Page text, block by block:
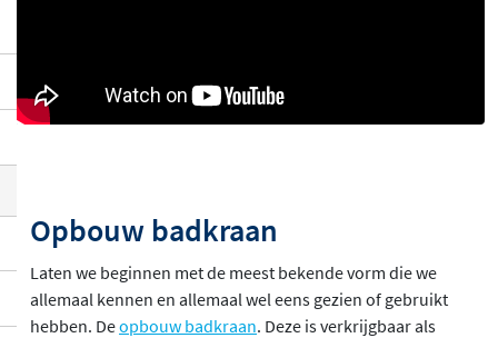
Opbouw badkraan
Laten we beginnen met de meest bekende vorm die we
allemaal kennen en allemaal wel eens gezien of gebruikt
hebben. Deopbouw badkraan. Deze is verkrijgbaar als